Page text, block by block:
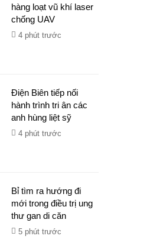
hàng loạt vũ khí laser
chống UAV
4 phút trước
Điện Biên tiếp nối
hành trình tri ân các
anh hùng liệt sỹ
4 phút trước
Bỉ tìm ra hướng đi
mới trong điều trị ung
thư gan di căn
5 phút trước